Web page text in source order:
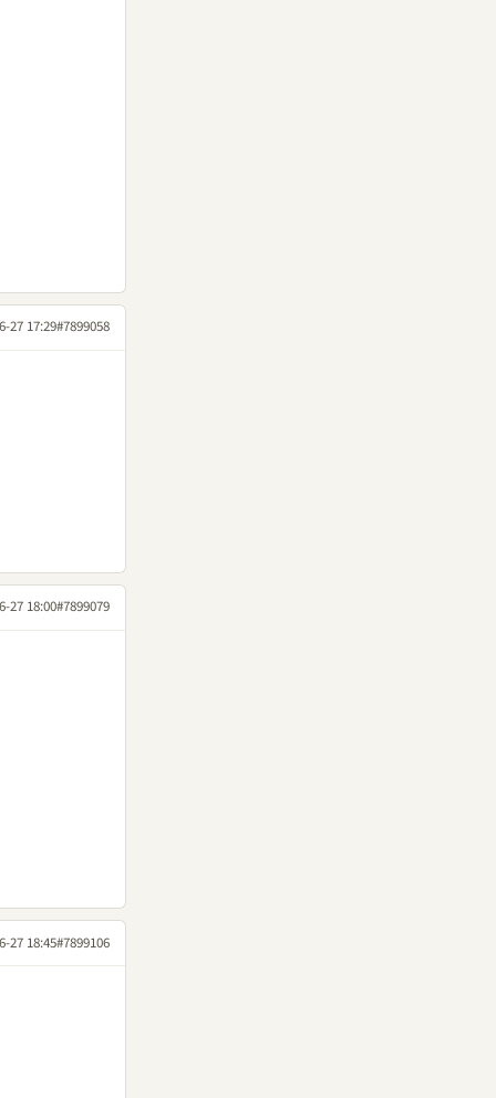
27 17:29#7899058
27 18:00#7899079
27 18:45#7899106